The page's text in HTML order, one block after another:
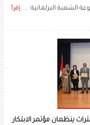
الشعبة البرلمانية ..... إقرأ
ينظمان مؤتمر الابتكار